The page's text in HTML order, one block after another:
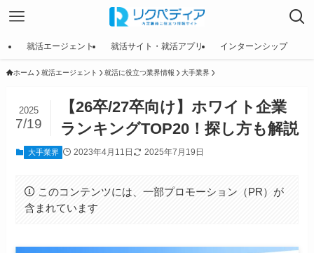
就活エージェント 就活サイト・就活アプリ インターンシップ
ホーム 就活エージェント 就活に役立つ業界情報 大手業界
【26卒/27卒向け】ホワイト企業
ランキングTOP20！探し方も解説
2025
7/19
大手業界 2023年4月11日 2025年7月19日
このコンテンツには、一部プロモーション（PR）が
含まれています